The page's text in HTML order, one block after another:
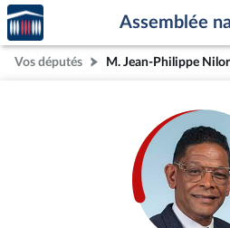
Aller au contenu
Aller en bas de la page
Accèder
à la
page
d'accueil
Assemblée
Vos députés